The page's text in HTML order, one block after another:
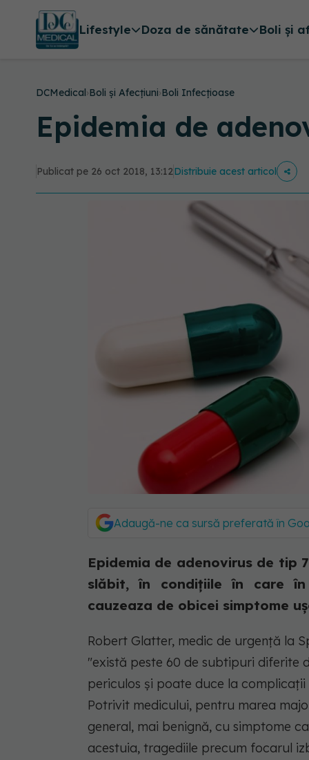
Lifestyle Doza de sănătate Boli și
DCMedical›Boli și Afecțiuni›Boli Infecțioase
Epidemia de
Publicat pe 26 oct 2018, 13:12Distribuie acest articol
Adaugă-ne ca sursă preferată în
Epidemia de adenovirus de tip
slăbit, în condițiile în care în
cauzeaza de obicei simptome
Robert Glatter, medic de urgență la
"există peste 60 de subtipuri diferite
periculos și poate duce la
Potrivit medicului, pentru marea
general, mai benignă, cu simptome
acestuia, tragediile precum focarul